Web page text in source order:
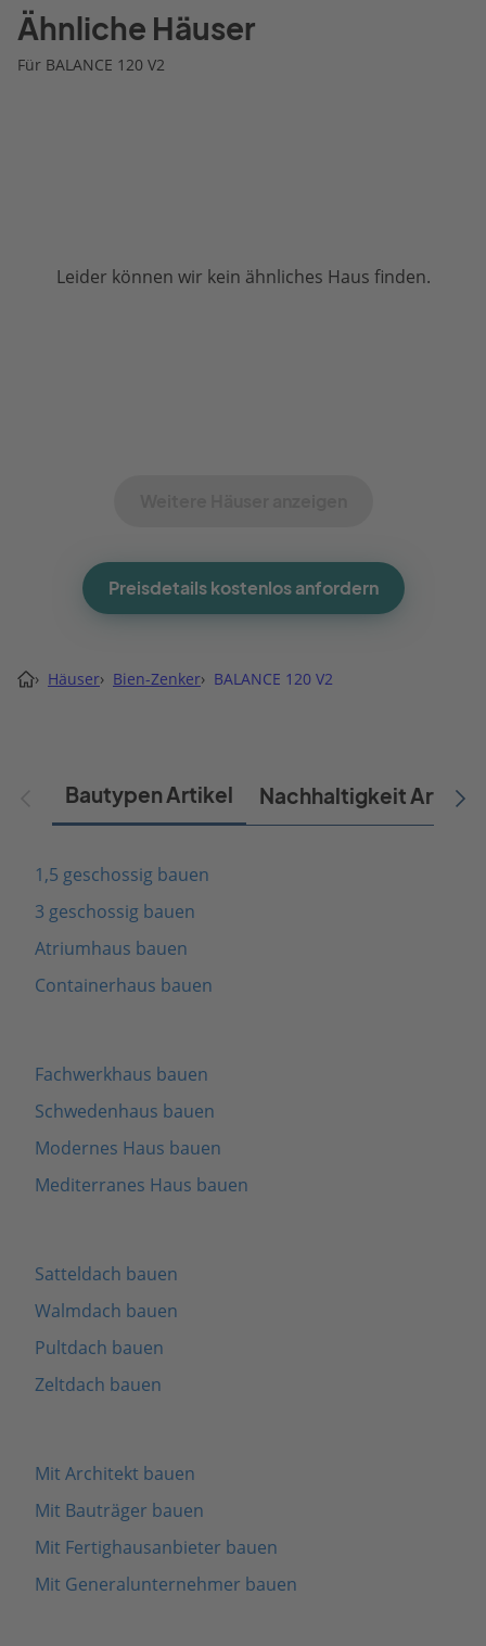
Ähnliche Häuser
Für BALANCE 120 V2
Leider können wir kein ähnliches Haus finden.
Preisdetails kostenlos anfordern
› Häuser› Bien-Zenker› BALANCE 120 V2
Bautypen Artikel Nachhaltigkeit Artikel
1,5 geschossig bauen
3 geschossig bauen
Atriumhaus bauen
Containerhaus bauen
Fachwerkhaus bauen
Schwedenhaus bauen
Modernes Haus bauen
Mediterranes Haus bauen
Satteldach bauen
Walmdach bauen
Pultdach bauen
Zeltdach bauen
Mit Architekt bauen
Mit Bauträger bauen
Mit Fertighausanbieter bauen
Mit Generalunternehmer bauen